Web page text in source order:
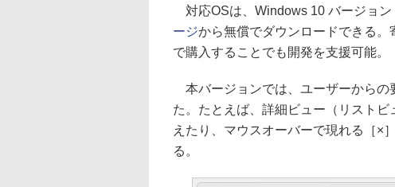
対応OSは、Windows 10 バージョ
ージから無償でダウンロードできる。
で購入することでも開発を支援可能。
本バージョンでは、ユーザーからの
た。たとえば、詳細ビュー（リスト
えたり、マウスオーバーで現れる［×
る。